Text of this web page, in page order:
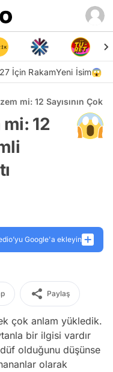
İçin RakamYeni İsim😱
mi: 12 Sayısının Çok
12
Google'a ekleyin
Paylaş
çok anlam yükledik.
bir ilgisi vardır
olduğunu düşünse
olarak